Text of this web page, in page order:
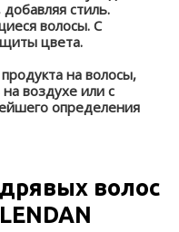
стиль.
волосы. С
цвета.
на волосы,
воздухе или с
определения
волос